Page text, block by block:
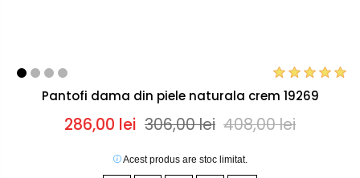
Pantofi dama din piele naturala crem 19269
286,00 lei 306,00 lei 408,00 lei
Acest produs are stoc limitat.